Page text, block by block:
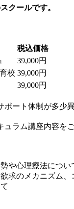
クールです。
税込価格
39,000円
校 39,000円
39,000円
ート体制が多少
ラム講座内容をご
や心理療法につい
求のメカニズム